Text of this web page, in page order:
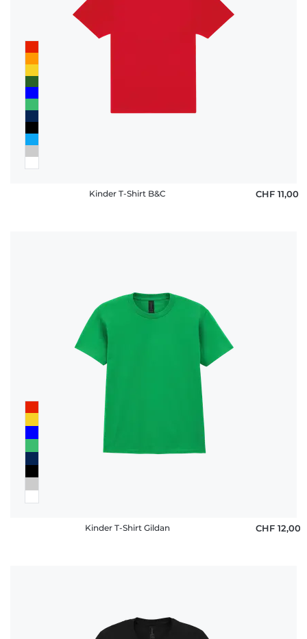
Kinder T-Shirt B&C CHF 11,00
Kinder T-Shirt Gildan CHF 12,00